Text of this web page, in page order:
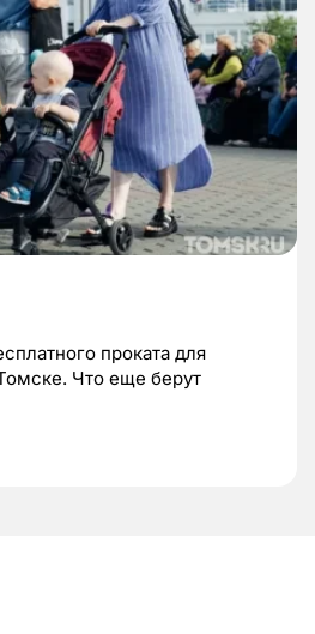
проката для
Что еще берут